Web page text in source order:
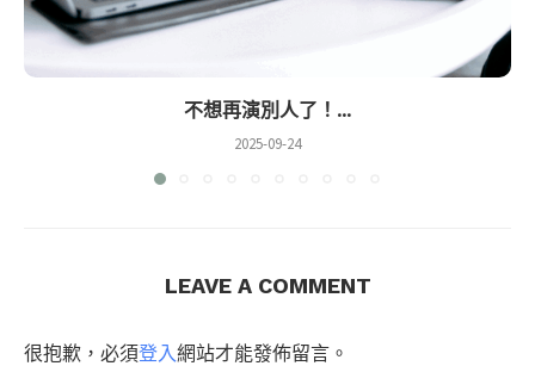
不想再演別人了！...
2025-09-24
LEAVE A COMMENT
很抱歉，必須登入網站才能發佈留言。